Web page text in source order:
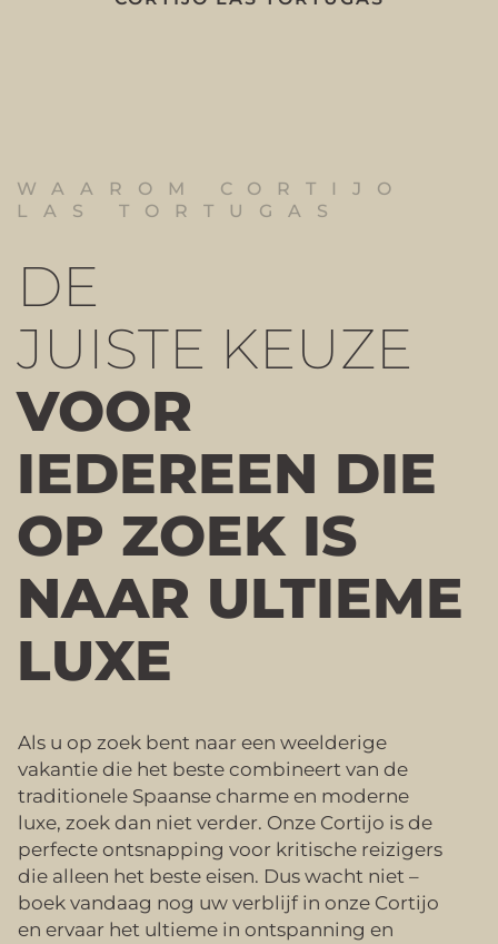
WAAROM CORTIJO
LAS TORTUGAS
DE
JUISTE KEUZE
VOOR
IEDEREEN DIE
OP ZOEK IS
NAAR ULTIEME
LUXE
Als u op zoek bent naar een weelderige
vakantie die het beste combineert van de
traditionele Spaanse charme en moderne
luxe, zoek dan niet verder. Onze Cortijo is de
perfecte ontsnapping voor kritische reizigers
die alleen het beste eisen. Dus wacht niet –
boek vandaag nog uw verblijf in onze Cortijo
en ervaar het ultieme in ontspanning en